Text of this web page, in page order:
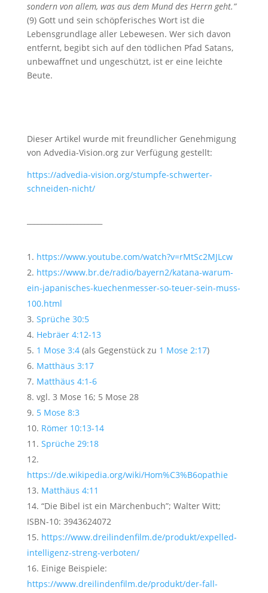
sondern von allem, was aus dem Mund des Herrn geht.”
(9) Gott und sein schöpferisches Wort ist die
Lebensgrundlage aller Lebewesen. Wer sich davon
entfernt, begibt sich auf den tödlichen Pfad Satans,
unbewaffnet und ungeschützt, ist er eine leichte
Beute.
Dieser Artikel wurde mit freundlicher Genehmigung
von Advedia-Vision.org zur Verfügung gestellt:
https://advedia-vision.org/stumpfe-schwerter-
schneiden-nicht/
https://www.youtube.com/watch?v=rMtSc2MJLcw
https://www.br.de/radio/bayern2/katana-warum-
ein-japanisches-kuechenmesser-so-teuer-sein-muss-
100.html
Sprüche 30:5
Hebräer 4:12-13
1 Mose 3:4(als Gegenstück zu 1 Mose 2:17)
Matthäus 3:17
Matthäus 4:1-6
vgl. 3 Mose 16; 5 Mose 28
5 Mose 8:3
Römer 10:13-14
Sprüche 29:18
https://de.wikipedia.org/wiki/Hom%C3%B6opathie
Matthäus 4:11
“Die Bibel ist ein Märchenbuch”; Walter Witt;
ISBN-10:‎ 3943624072
https://www.dreilindenfilm.de/produkt/expelled-
intelligenz-streng-verboten/
Einige Beispiele:
https://www.dreilindenfilm.de/produkt/der-fall-